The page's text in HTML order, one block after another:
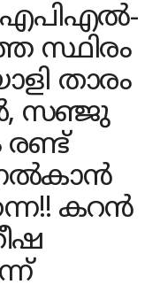
സ്ഥിരം
താരം
സഞ്ജു
കറൻ